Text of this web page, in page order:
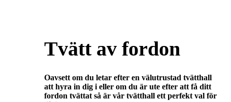
Tvätt av fordon
Oavsett om du letar efter en välutrustad tvätthall
att hyra in dig i eller om du är ute efter att få ditt
fordon tvättat så är vår tvätthall ett perfekt val för